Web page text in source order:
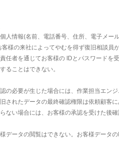
人情報(名前、電話番号、住所、電子メー
様の来社によってやむを得ず復旧相談員
任者を通じてお客様の IDとパスワードを
ることはできない。
の必要が生じた場合には、作業担当エン
されたデータの最終確認権限は依頼顧客
ない場合には、お客様の承認を受けた後確
データの閲覧はできない。お客様データ